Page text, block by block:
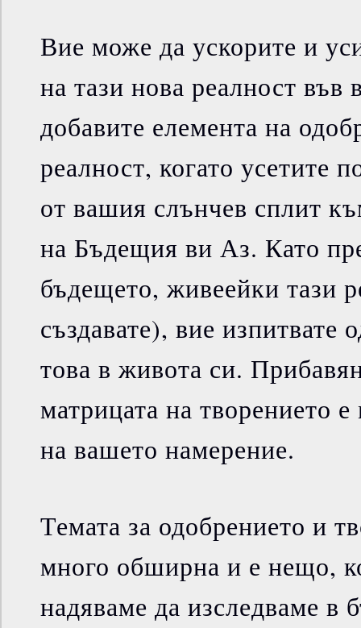
Вие може да ускорите и
на тази нова реалност
добавите елемента на
реалност, когато усетите
от вашия слънчев сплит
на Бъдещия ви Аз. Като
бъдещето, живеейки тази
създавате), вие изпитвате
това в живота си.
матрицата на творението
на вашето намерение.
Темата за одобрението и
много обширна и е нещо,
надяваме да изследваме в